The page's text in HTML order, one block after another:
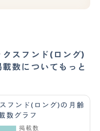
スフンド(ロング)
数についてもっと
フンド(ロング)の月齢
数グラフ